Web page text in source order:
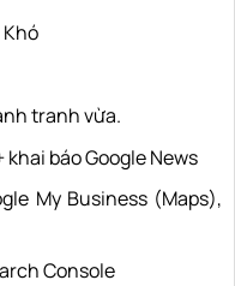
tranh vừa.
khai báo Google News
My Business (Maps),
Console